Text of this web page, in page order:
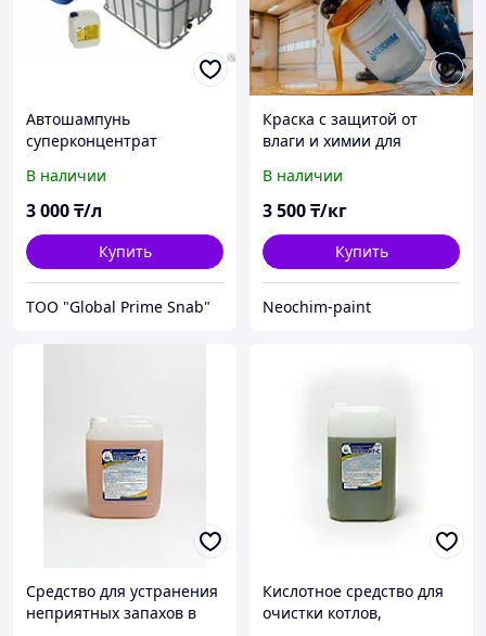
Автошампунь
суперконцентрат
грязи, нагара и копоти)
В наличии
3 000₸/л
Купить
ТОО "Global Prime Snab"
Краска с защитой от
влаги и химии для
В наличии
3 500₸/кг
Купить
Neochim-paint
Средство для устранения
неприятных запахов в
Кислотное средство для
очистки котлов,